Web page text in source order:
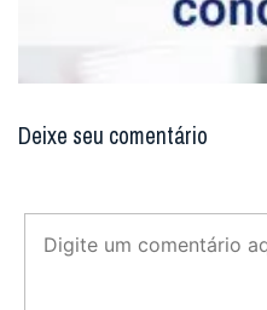
Deixe seu comentário